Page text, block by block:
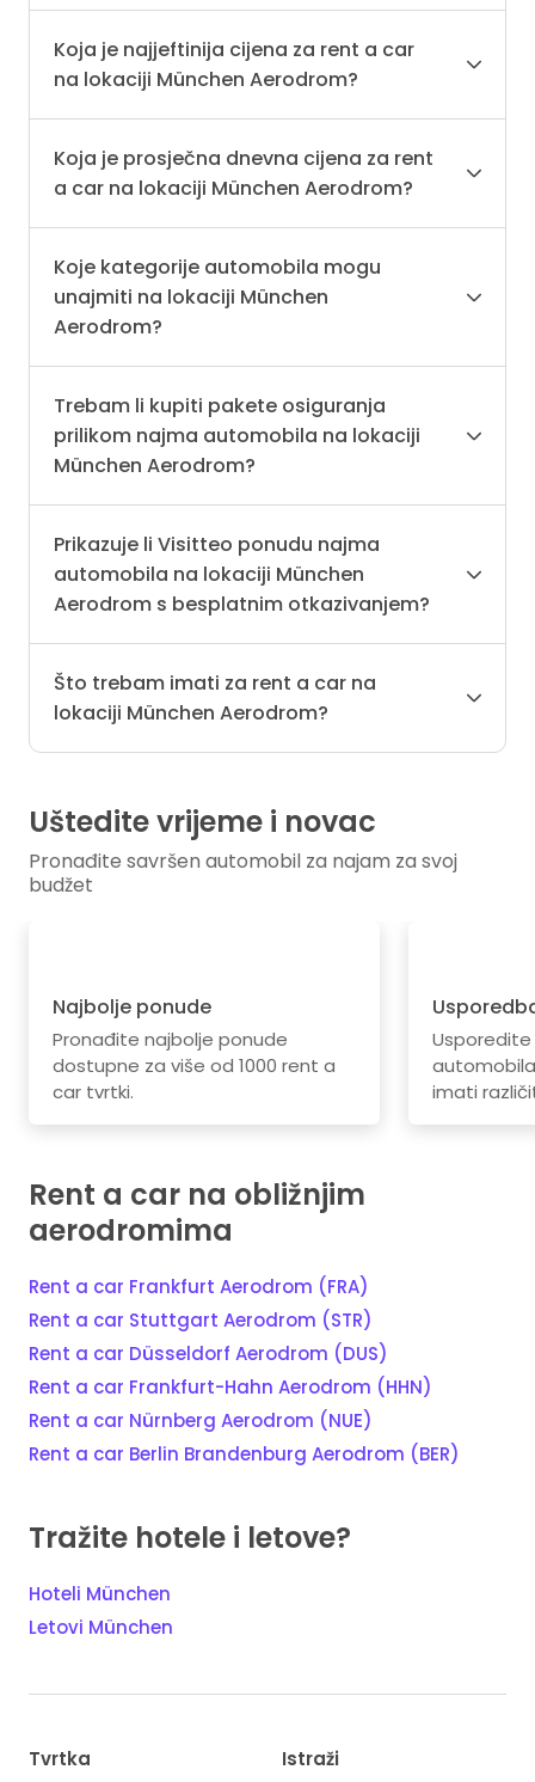
Koja je najjeftinija cijena za rent a car
na lokaciji München Aerodrom?
Koja je prosječna dnevna cijena za rent
a car na lokaciji München Aerodrom?
Koje kategorije automobila mogu
unajmiti na lokaciji München
Aerodrom?
Trebam li kupiti pakete osiguranja
prilikom najma automobila na lokaciji
München Aerodrom?
Prikazuje li Visitteo ponudu najma
automobila na lokaciji München
Aerodrom s besplatnim otkazivanjem?
Što trebam imati za rent a car na
lokaciji München Aerodrom?
Uštedite vrijeme i novac
Pronađite savršen automobil za najam za svoj
budžet
Najbolje ponude
Pronađite najbolje ponude
dostupne za više od 1000 rent a
car tvrtki.
imati
Rent a car na obližnjim
aerodromima
Rent a car Frankfurt Aerodrom (FRA)
Rent a car Stuttgart Aerodrom (STR)
Rent a car Düsseldorf Aerodrom (DUS)
Rent a car Frankfurt-Hahn Aerodrom (HHN)
Rent a car Nürnberg Aerodrom (NUE)
Rent a car Berlin Brandenburg Aerodrom (BER)
Tražite hotele i letove?
Hoteli München
Letovi München
Tvrtka Istraži